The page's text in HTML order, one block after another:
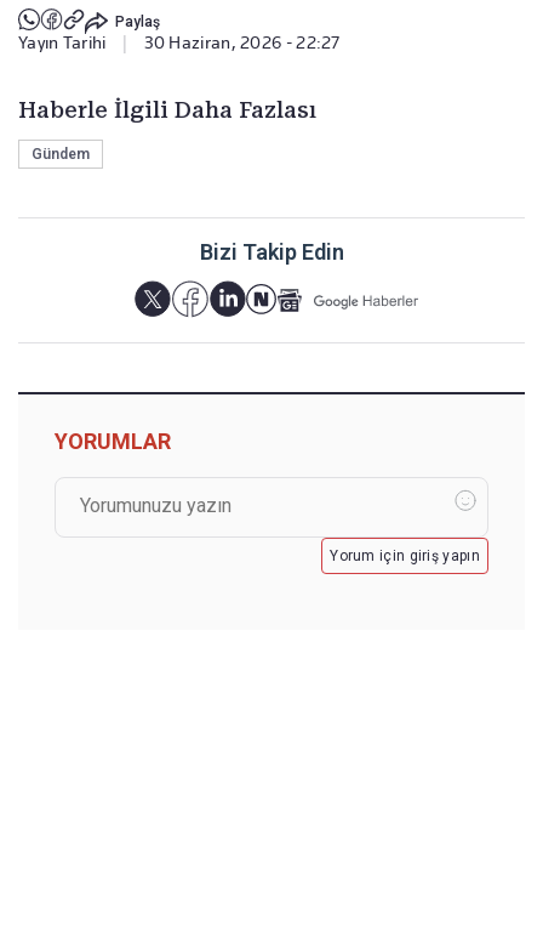
Paylaş
Yayın Tarihi 30 Haziran, 2026 - 22:27
Haberle İlgili Daha Fazlası
Gündem
Bizi Takip Edin
YORUMLAR
Yorum için giriş yapın